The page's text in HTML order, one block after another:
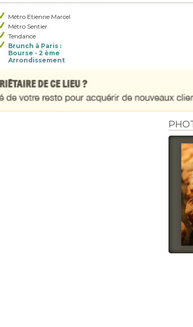
Métro Etienne Marcel
Métro Sentier
Tendance
Brunch à Paris :
Bourse - 2 ème
Arrondissement